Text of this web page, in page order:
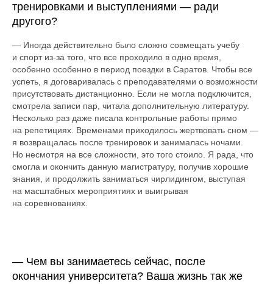
тренировками и выступлениями — ради
другого?
— Иногда действительно было сложно совмещать учебу
и спорт из-за того, что все проходило в одно время,
особенно особенно в период поездки в Саратов. Чтобы все
успеть, я договаривалась с преподавателями о возможности
присутствовать дистанционно. Если не могла подключится,
смотрела записи пар, читала дополнительную литературу.
Несколько раз даже писала контрольные работы прямо
на репетициях. Временами приходилось жертвовать сном —
я возвращалась после тренировок и занималась ночами.
Но несмотря на все сложности, это того стоило. Я рада, что
смогла и окончить данную магистратуру, получив хорошие
знания, и продолжить заниматься чирлидингом, выступая
на масштабных мероприятиях и выигрывая
на соревнованиях.
— Чем вы занимаетесь сейчас, после
окончания университета? Ваша жизнь так же